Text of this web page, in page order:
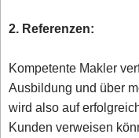
2. Referenzen:
Kompetente Makler
Ausbildung und über
wird also auf
Kunden verweisen